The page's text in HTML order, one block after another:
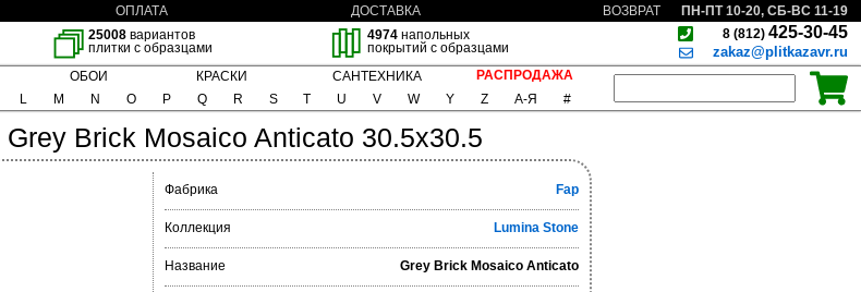
ОПЛАТА ДОСТАВКА ВОЗВРАТ
ПН-ПТ 10-20, СБ-ВС 11-19
25008 вариантов
плитки с образцами
4974напольных
покрытий с образцами
8 (812) 425-30-45
zakaz@plitkazavr.ru
ОБОИ КРАСКИ САНТЕХНИКА
РАСПРОДАЖА
L M N O P Q R S T U V W Y Z А-Я #
Grey Brick Mosaico Anticato 30.5x30.5
Фабрика Fap
Коллекция Lumina Stone
Название Grey Brick Mosaico Anticato